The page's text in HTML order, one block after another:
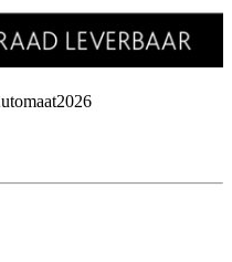
2026